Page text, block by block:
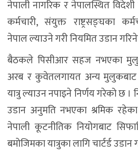
नेपाली नागरिक र नेपालस्थित
कर्मचारी, संयुक्त राष्ट्रसङ्घका
नेपाल ल्याउने गरी नियमित उडान
बैठकले पिसीआर सहज नभएका
अरब र कुवेतलगायत अन्य मुलुकबाट
यात्रु ल्याउन नपाइने निर्णय गरेको छ ।
उडान अनुमति नभएका श्रमिक
नेपाली कूटनीतिक नियोगबाट
बमोजिमका यात्रुका लागि चार्टर्ड उडान